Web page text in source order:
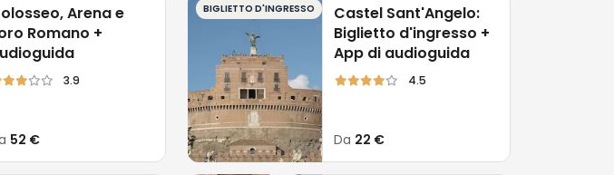
Arena e
Romano +
3.9
52 €
BIGLIETTO D'INGRESSO
Castel Sant'Angelo:
Biglietto d'ingresso +
App di audioguida
4.5
Da 22 €